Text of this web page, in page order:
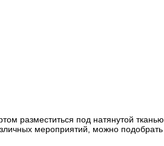
разместиться под натянутой тканью.
мероприятий, можно подобрать